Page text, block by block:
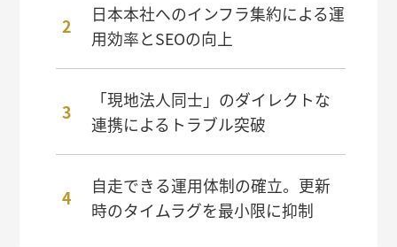
日本本社へのインフラ集約による運
用効率とSEOの向上
「現地法人同士」のダイレクトな
連携によるトラブル突破
自走できる運用体制の確立。更新
時のタイムラグを最小限に抑制